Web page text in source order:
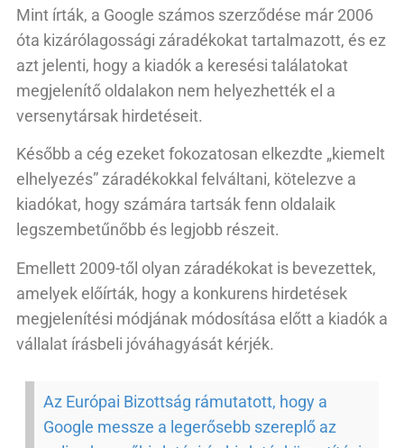
Mint írták, a Google számos szerződése már 2006
óta kizárólagossági záradékokat tartalmazott, és ez
azt jelenti, hogy a kiadók a keresési találatokat
megjelenítő oldalakon nem helyezhették el a
versenytársak hirdetéseit.
Később a cég ezeket fokozatosan elkezdte „kiemelt
elhelyezés” záradékokkal felváltani, kötelezve a
kiadókat, hogy számára tartsák fenn oldalaik
legszembetűnőbb és legjobb részeit.
Emellett 2009-től olyan záradékokat is bevezettek,
amelyek előírták, hogy a konkurens hirdetések
megjelenítési módjának módosítása előtt a kiadók a
vállalat írásbeli jóváhagyását kérjék.
Az Európai Bizottság rámutatott, hogy a
Google messze a legerősebb szereplő az